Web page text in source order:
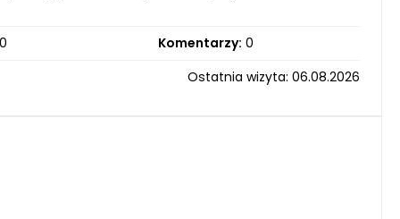
0 Komentarzy: 0
Ostatnia wizyta: 06.08.2026